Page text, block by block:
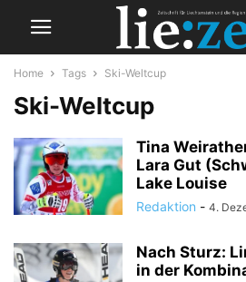
Home Tags Ski-Weltcup
Ski-Weltcup
Tina
Lara Gut
Lake Louise
Redaktion - 4.
Nach Sturz:
in der